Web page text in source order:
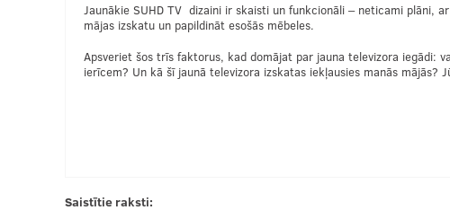
Jaunākie SUHD TV dizaini ir skaisti un funkcionāli – neticami plāni,
mājas izskatu un papildināt esošās mēbeles.
Apsveriet šos trīs faktorus, kad domājat par jauna televizora iegādi:
ierīcem? Un kā šī jaunā televizora izskatas iekļausies manās
Saistītie raksti: